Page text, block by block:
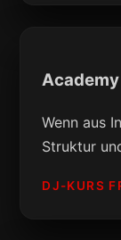
Academy
Wenn aus
Struktur
DJ-KURS